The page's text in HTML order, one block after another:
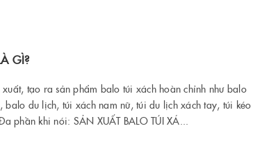
GÌ?
tạo ra sản phẩm balo túi xách hoàn chỉnh như balo
balo du lịch, túi xách nam nữ, túi du lịch xách tay, túi
phần khi nói: SẢN XUẤT BALO TÚI XÁ...